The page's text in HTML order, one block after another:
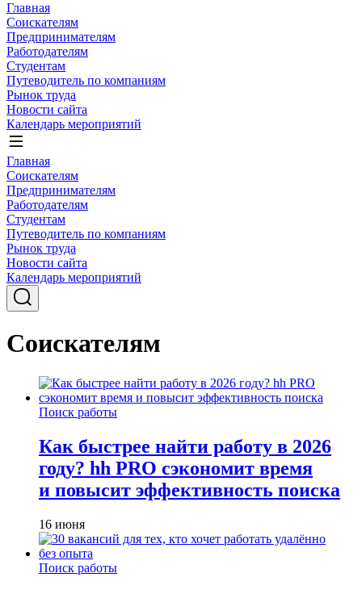
Главная
Соискателям
Предпринимателям
Работодателям
Студентам
Путеводитель по компаниям
Рынок труда
Новости сайта
Календарь мероприятий
Главная
Соискателям
Предпринимателям
Работодателям
Студентам
Путеводитель по компаниям
Рынок труда
Новости сайта
Календарь мероприятий
Соискателям
Поиск работы
Как быстрее найти работу в 2026
году? hh PRO сэкономит время
и повысит эффективность поиска
16 июня
Поиск работы